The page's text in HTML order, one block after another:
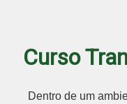
Curso
Dentro de um